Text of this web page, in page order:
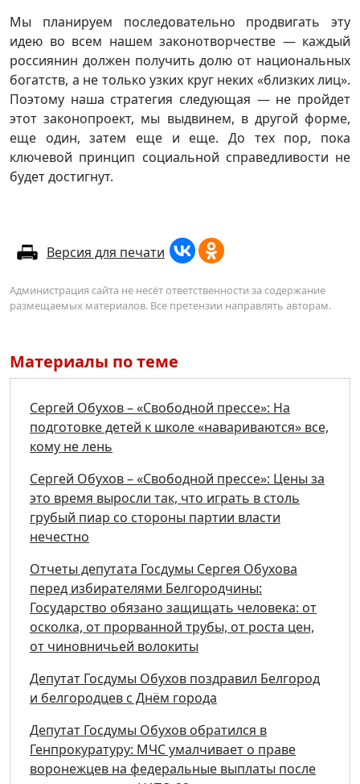
Мы планируем последовательно продвигать эту
идею во всем нашем законотворчестве — каждый
россиянин должен получить долю от национальных
богатств, а не только узких круг неких «близких лиц».
Поэтому наша стратегия следующая — не пройдет
этот законопроект, мы выдвинем, в другой форме,
еще один, затем еще и еще. До тех пор, пока
ключевой принцип социальной справедливости не
будет достигнут.
Версия для печати
Администрация сайта не несёт ответственности за содержание
размещаемых материалов. Все претензии направлять авторам.
Материалы по теме
Сергей Обухов – «Свободной прессе»: На
подготовке детей к школе «навариваются» все,
кому не лень
Сергей Обухов – «Свободной прессе»: Цены за
это время выросли так, что играть в столь
грубый пиар со стороны партии власти
нечестно
Отчеты депутата Госдумы Сергея Обухова
перед избирателями Белгородчины:
Государство обязано защищать человека: от
осколка, от прорванной трубы, от роста цен,
от чиновничьей волокиты
Депутат Госдумы Обухов поздравил Белгород
и белгородцев с Днём города
Депутат Госдумы Обухов обратился в
Генпрокуратуру: МЧС умалчивает о праве
воронежцев на федеральные выплаты после